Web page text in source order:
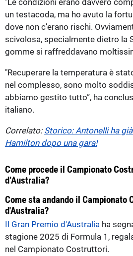
un testacoda, ma ho avuto la
dove non c’erano rischi.
scivolosa, specialmente dietro la
gomme si raffreddavano
"Recuperare la temperatura è
nel complesso, sono molto
abbiamo gestito tutto”, ha
italiano.
Correlato: Storico: Antonelli ha
Hamilton dopo una gara!
Come procede il Campionato
d’Australia?
Come sta andando il Campionato
d'Australia?
Il Gran Premio d'Australia ha
stagione 2025 di Formula 1,
nel Campionato Costruttori.